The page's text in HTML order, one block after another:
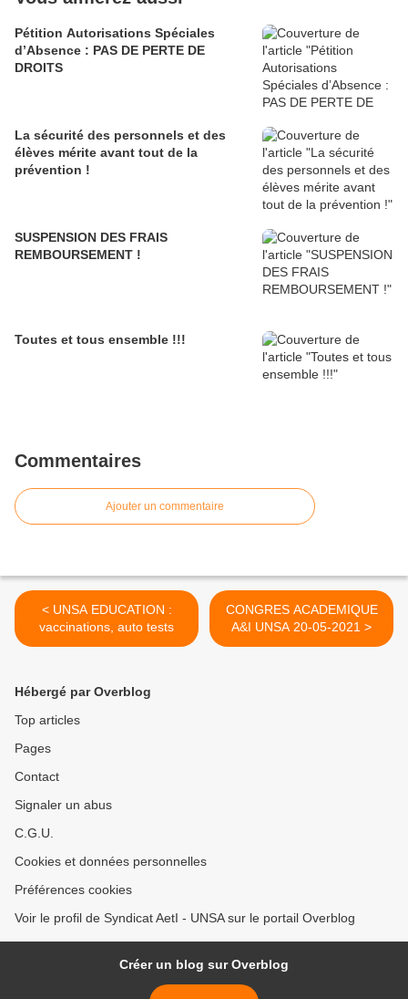
Pétition Autorisations Spéciales
d’Absence : PAS DE PERTE DE
DROITS
La sécurité des personnels et des
élèves mérite avant tout de la
prévention !
SUSPENSION DES FRAIS
REMBOURSEMENT !
Toutes et tous ensemble !!!
Commentaires
Ajouter un commentaire
< UNSA EDUCATION :
vaccinations, auto tests
CONGRES ACADEMIQUE
A&I UNSA 20-05-2021 >
Hébergé par Overblog
Top articles
Pages
Contact
Signaler un abus
C.G.U.
Cookies et données personnelles
Préférences cookies
Voir le profil de Syndicat AetI - UNSA sur le portail Overblog
Créer un blog sur Overblog